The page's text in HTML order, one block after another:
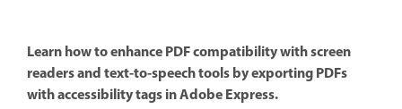
Learn how to enhance PDF compatibility with screen
readers and text-to-speech tools by exporting PDFs
with accessibility tags in Adobe Express.